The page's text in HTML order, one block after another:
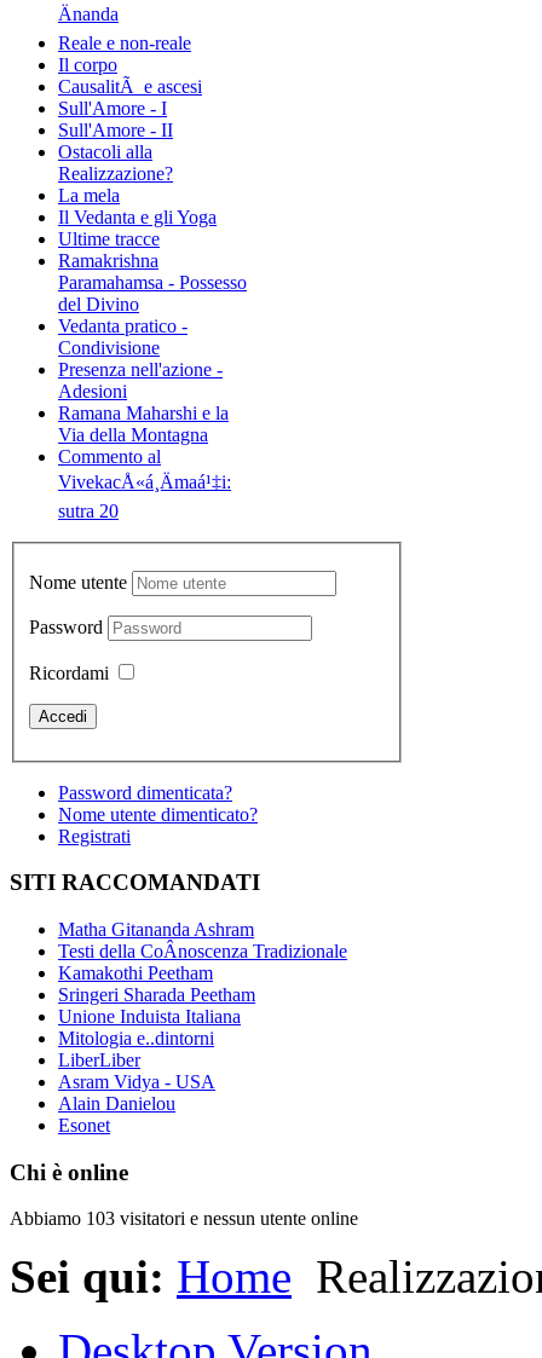
Änanda
Reale e non-reale
Il corpo
CausalitÃ e ascesi
Sull'Amore - I
Sull'Amore - II
Ostacoli alla
Realizzazione?
La mela
Il Vedanta e gli Yoga
Ultime tracce
Ramakrishna
Paramahamsa - Possesso
del Divino
Vedanta pratico -
Condivisione
Presenza nell'azione -
Adesioni
Ramana Maharshi e la
Via della Montagna
Commento al
VivekacÅ«á¸Ämaá¹‡i:
sutra 20
Nome utente
Password
Ricordami
Password dimenticata?
Nome utente dimenticato?
Registrati
SITI RACCOMANDATI
Matha Gitananda Ashram
Testi della CoÂ­noscenza Tradizionale
Kamakothi Peetham
Sringeri Sharada Peetham
Unione Induista Italiana
Mitologia e..dintorni
LiberLiber
Asram Vidya - USA
Alain Danielou
Esonet
Chi è online
Abbiamo 103 visitatori e nessun utente online
Sei qui: Home